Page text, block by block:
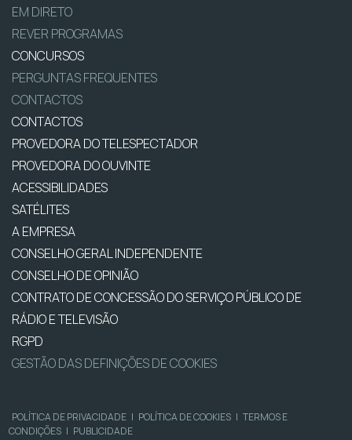
EM DIRETO
REVER PROGRAMAS
CONCURSOS
PERGUNTAS FREQUENTES
CONTACTOS
CONTACTOS
PROVEDORA DO TELESPECTADOR
PROVEDORA DO OUVINTE
ACESSIBILIDADES
SATÉLITES
A EMPRESA
CONSELHO GERAL INDEPENDENTE
CONSELHO DE OPINIÃO
CONTRATO DE CONCESSÃO DO SERVIÇO PÚBLICO DE
RÁDIO E TELEVISÃO
RGPD
GESTÃO DAS DEFINIÇÕES DE COOKIES
POLÍTICA DE PRIVACIDADE | POLÍTICA DE COOKIES | TERMOS E
CONDIÇÕES | PUBLICIDADE